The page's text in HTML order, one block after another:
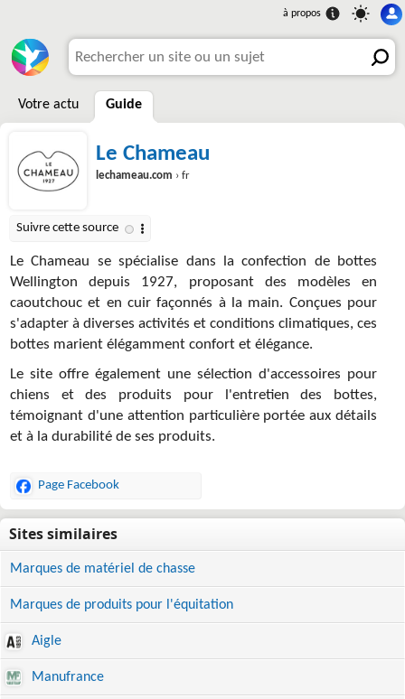
Votre actu Guide
Le Chameau
lechameau.com › fr
Le Chameau se spécialise dans la confection de bottes
Wellington depuis 1927, proposant des modèles en
caoutchouc et en cuir façonnés à la main. Conçues pour
s'adapter à diverses activités et conditions climatiques, ces
bottes marient élégamment confort et élégance.
Le site offre également une sélection d'accessoires pour
chiens et des produits pour l'entretien des bottes,
témoignant d'une attention particulière portée aux détails
et à la durabilité de ses produits.
Page Facebook
Marques de matériel de chasse
Marques de produits pour l'équitation
Aigle
Manufrance